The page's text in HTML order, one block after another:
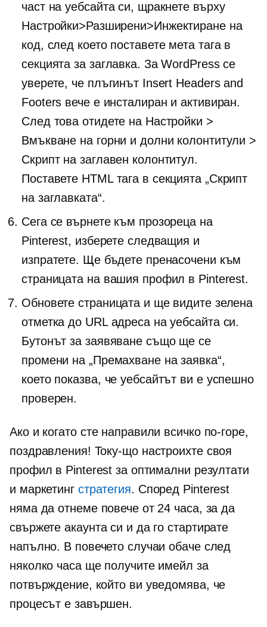
част на уебсайта си, щракнете върху
Настройки>Разширени>Инжектиране на
код, след което поставете мета тага в
секцията за заглавка. За WordPress се
уверете, че плъгинът Insert Headers and
Footers вече е инсталиран и активиран.
След това отидете на Настройки >
Вмъкване на горни и долни колонтитули >
Скрипт на заглавен колонтитул.
Поставете HTML тага в секцията „Скрипт
на заглавката“.
Сега се върнете към прозореца на
Pinterest, изберете следващия и
изпратете. Ще бъдете пренасочени към
страницата на вашия профил в Pinterest.
Обновете страницата и ще видите зелена
отметка до URL адреса на уебсайта си.
Бутонът за заявяване също ще се
промени на „Премахване на заявка“,
което показва, че уебсайтът ви е успешно
проверен.
Ако и когато сте направили всичко по-горе,
поздравления! Току-що настроихте своя
профил в Pinterest за оптимални резултати
и маркетинг стратегия. Според Pinterest
няма да отнеме повече от 24 часа, за да
свържете акаунта си и да го стартирате
напълно. В повечето случаи обаче след
няколко часа ще получите имейл за
потвърждение, който ви уведомява, че
процесът е завършен.